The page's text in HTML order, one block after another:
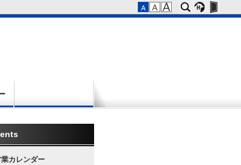
カレンダー